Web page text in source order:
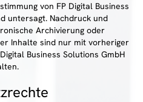
von FP Digital Business
untersagt. Nachdruck und
Archivierung oder
Inhalte sind nur mit vorheriger
Business Solutions GmbH